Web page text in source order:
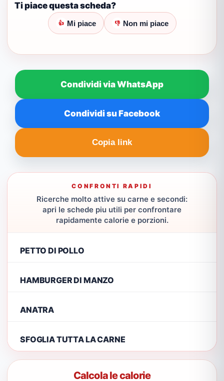
Ti piace questa scheda?
👍 Mi piace 👎 Non mi piace
Condividi via WhatsApp
Condividi su Facebook
Copia link
CONFRONTI RAPIDI
Ricerche molto attive su carne e secondi:
apri le schede piu utili per confrontare
rapidamente calorie e porzioni.
PETTO DI POLLO
HAMBURGER DI MANZO
ANATRA
SFOGLIA TUTTA LA CARNE
Calcola le calorie